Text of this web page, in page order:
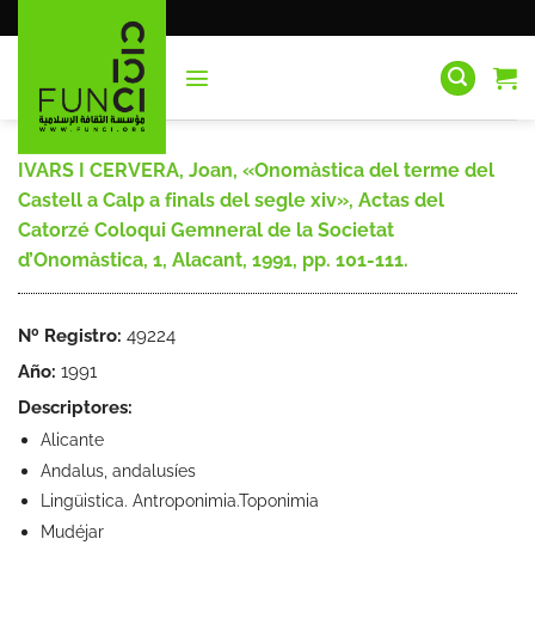
al
IVARS I CERVERA, Joan, «Onomàstica del terme del
Castell a Calp a finals del segle xiv», Actas del
Catorzé Coloqui Gemneral de la Societat
d’Onomàstica, 1, Alacant, 1991, pp. 101-111.
Nº Registro: 49224
Año: 1991
Descriptores:
Alicante
Andalus, andalusíes
Lingüistica. Antroponimia.Toponimia
Mudéjar